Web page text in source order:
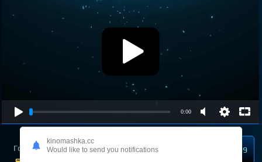
0:00
Год выпуска2019 209
kinomashka.cc
Would like to send you notifications